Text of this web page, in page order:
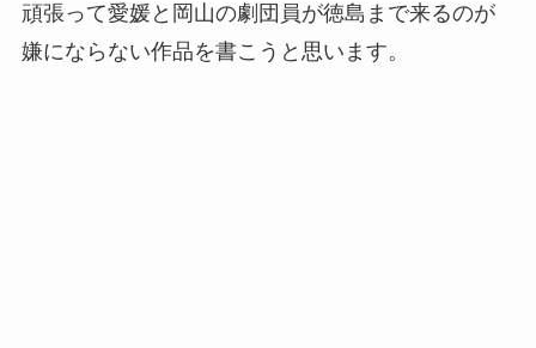
頑張って愛媛と岡山の劇団員が徳島まで来るのが
嫌にならない作品を書こうと思います。